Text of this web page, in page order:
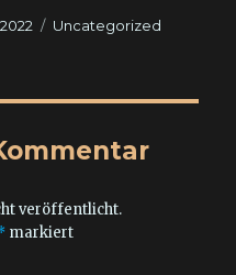
Kategorien
Uncategorized
veröffentlicht.
markiert